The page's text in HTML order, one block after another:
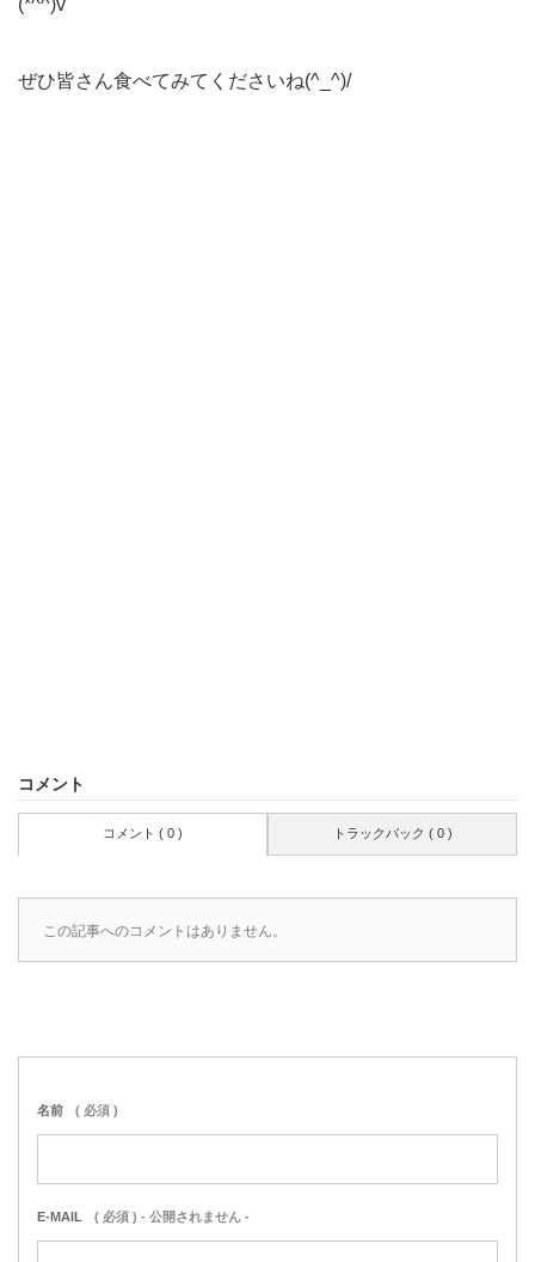
(*^^)v
ぜひ皆さん食べてみてくださいね(^_^)/
コメント
コメント ( 0 ) トラックバック ( 0 )
この記事へのコメントはありません。
名前 ( 必須 )
E-MAIL ( 必須 ) - 公開されません -